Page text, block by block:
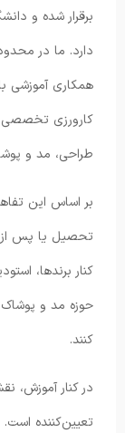
برقرار شده و
دارد. ما در
همکاری آموزشی
کارورزی تخصصی
طراحی، مد و
بر اساس این
تحصیل یا پس از
کنار برندها،
حوزه مد و پوشاک
کنند.
در کنار آموزش،
تعیین‌کننده است.